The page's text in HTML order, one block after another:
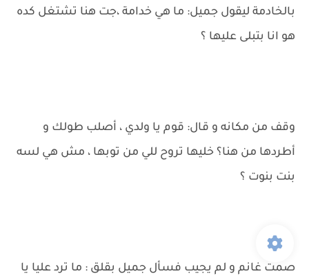
بالخادمة ليقول جميل: ما هي خدامة ،جت هنا تشتغل كده
هو انا بتبلى عليها ؟
وقف من مكانه و قال: قوم يا ولدي ، أصلب طولك و
أطردها من هنا؟ خليها تروح للي من توبها ، مش هي لسه
بنت بنوت ؟
صمت غانم و لم يجيب فسأل جميل بقلق : ما ترد عليا يا